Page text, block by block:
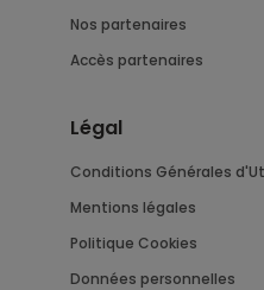
Nos partenaires
Accès partenaires
Légal
Conditions Générales
Mentions légales
Politique Cookies
Données personnelles